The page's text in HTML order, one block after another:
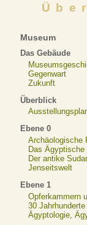
Museum
Das Gebäude
Gegenwart
Zukunft
Überblick
Ebene 0
Archäologische
Das Ägyptische
Der antike
Jenseitswelt
Ebene 1
Opferkammern
30
Ägyptologie,